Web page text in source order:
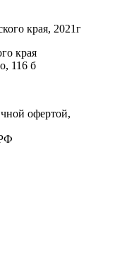
края, 2021г
края
116 б
офертой,